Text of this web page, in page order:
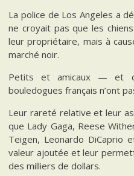
La police de Los Angeles a
ne croyait pas que les
leur propriétaire, mais à
marché noir.
Petits et amicaux — et
bouledogues français n’ont
Leur rareté relative et leur
que Lady Gaga, Reese
Teigen, Leonardo DiCaprio
valeur ajoutée et leur
des milliers de dollars.